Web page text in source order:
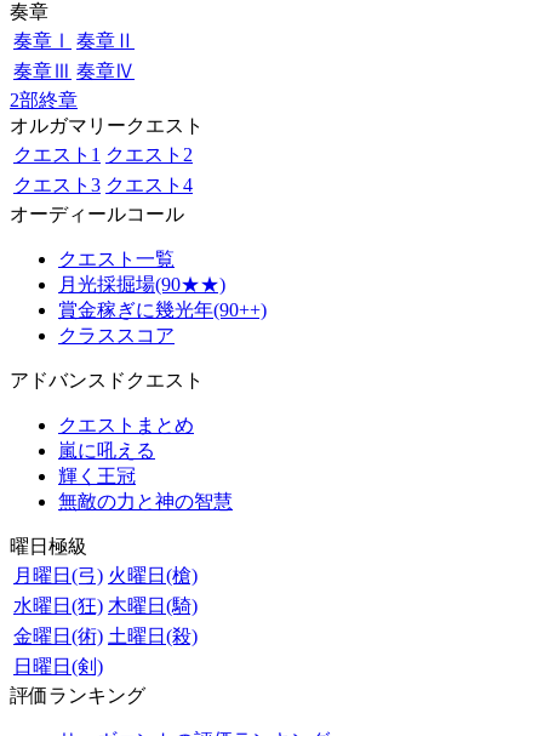
奏章
奏章Ⅰ
奏章Ⅱ
奏章Ⅲ 奏章Ⅳ
2部終章
オルガマリークエスト
クエスト1 クエスト2
クエスト3 クエスト4
オーディールコール
クエスト一覧
月光採掘場(90★★)
賞金稼ぎに幾光年(90++)
クラススコア
アドバンスドクエスト
クエストまとめ
嵐に吼える
輝く王冠
無敵の力と神の智慧
曜日極級
月曜日(弓) 火曜日(槍)
水曜日(狂) 木曜日(騎)
金曜日(術) 土曜日(殺)
日曜日(剣)
評価ランキング